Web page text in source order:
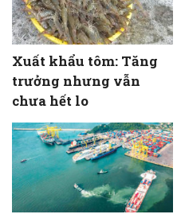
Xuất khẩu tôm: Tăng
trưởng nhưng vẫn
chưa hết lo